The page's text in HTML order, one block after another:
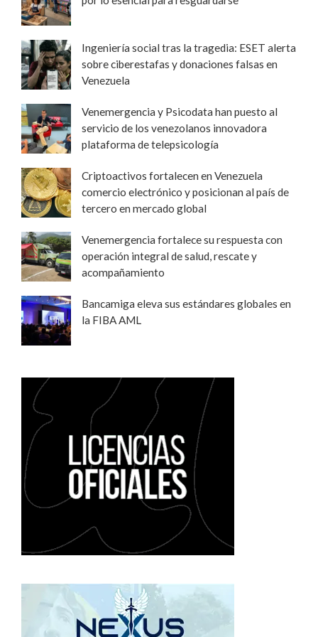
Ingeniería social tras la tragedia: ESET alerta
sobre ciberestafas y donaciones falsas en
Venezuela
Venemergencia y Psicodata han puesto al
servicio de los venezolanos innovadora
plataforma de telepsicología
Criptoactivos fortalecen en Venezuela
comercio electrónico y posicionan al país de
tercero en mercado global
Venemergencia fortalece su respuesta con
operación integral de salud, rescate y
acompañamiento
Bancamiga eleva sus estándares globales en
la FIBA AML